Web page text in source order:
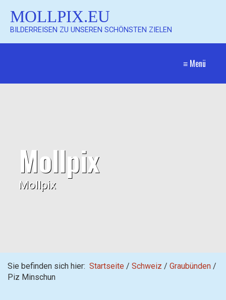
MOLLPIX.EU
BILDERREISEN ZU UNSEREN SCHÖNSTEN ZIELEN
≡ Menü
Mollpix
Mollpix
Sie befinden sich hier: Startseite / Schweiz / Graubünden /
Piz Minschun